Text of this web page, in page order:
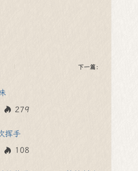
下一篇：
279
挥手
108